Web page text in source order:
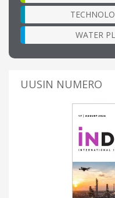
WATER
UUSIN NUMERO